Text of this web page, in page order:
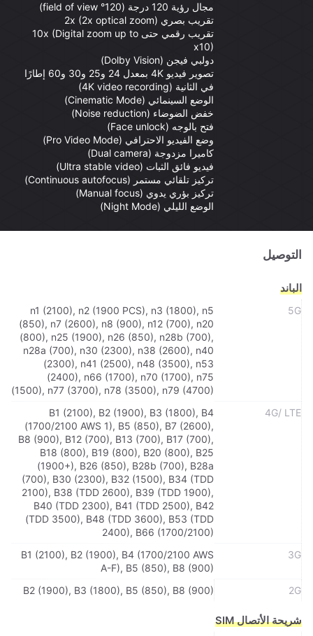
مجال رؤية 120 درجة (120° field of view)
تقريب بصري 2x (2x optical zoom)
تقريب رقمي حتى 10x (Digital zoom up to
x10)
دولبي فيجن (Dolby Vision)
تصوير فيديو 4K بمعدل 24 و25 و30 و60 إطارًا
في الثانية (4K video recording)
الوضع السينمائي (Cinematic Mode)
خفض الضوضاء (Noise reduction)
فتح بالوجه (Face unlock)
وضع الفيديو الاحترافي (Pro Video Mode)
كاميرا مزدوجة (Dual camera)
فيديو فائق الثبات (Ultra stable video)
تركيز تلقائي مستمر (Continuous autofocus)
تركيز بؤري يدوي (Manual focus)
الوضع الليلي (Night Mode)
التوصيل
الباند
5G
n1 (2100), n2 (1900 PCS), n3 (1800), n5
(850), n7 (2600), n8 (900), n12 (700), n20
(800), n25 (1900), n26 (850), n28b (700),
n28a (700), n30 (2300), n38 (2600), n40
(2300), n41 (2500), n48 (3500), n53
(2400), n66 (1700), n70 (1700), n75
(1500), n77 (3700), n78 (3500), n79 (4700)
4G/ LTE
B1 (2100), B2 (1900), B3 (1800), B4
(1700/2100 AWS 1), B5 (850), B7 (2600),
B8 (900), B12 (700), B13 (700), B17 (700),
B18 (800), B19 (800), B20 (800), B25
(1900+), B26 (850), B28b (700), B28a
(700), B30 (2300), B32 (1500), B34 (TDD
2100), B38 (TDD 2600), B39 (TDD 1900),
B40 (TDD 2300), B41 (TDD 2500), B42
(TDD 3500), B48 (TDD 3600), B53 (TDD
2400), B66 (1700/2100)
3G
B1 (2100), B2 (1900), B4 (1700/2100 AWS
A-F), B5 (850), B8 (900)
2G
B2 (1900), B3 (1800), B5 (850), B8 (900)
شريحة الأتصال SIM